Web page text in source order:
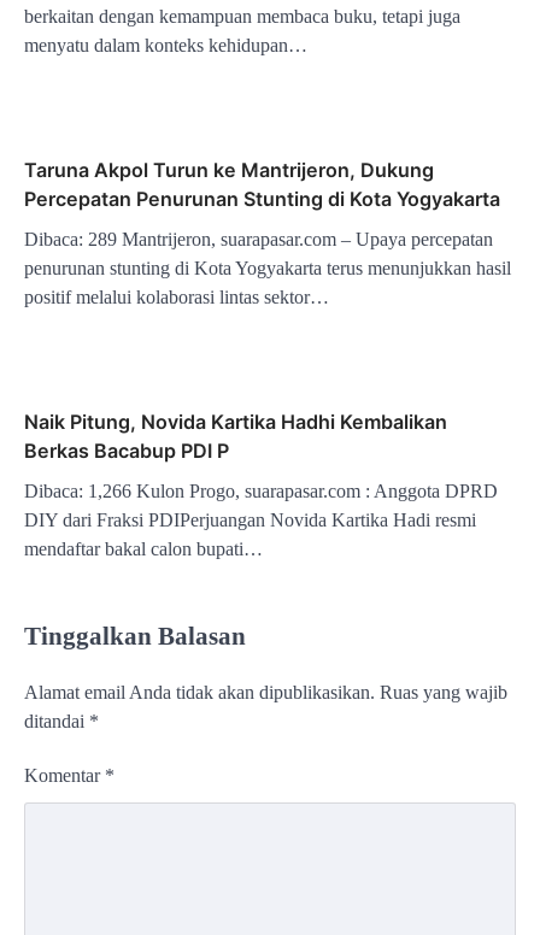
berkaitan dengan kemampuan membaca buku, tetapi juga
menyatu dalam konteks kehidupan…
Taruna Akpol Turun ke Mantrijeron, Dukung
Percepatan Penurunan Stunting di Kota Yogyakarta
Dibaca: 289 Mantrijeron, suarapasar.com – Upaya percepatan
penurunan stunting di Kota Yogyakarta terus menunjukkan hasil
positif melalui kolaborasi lintas sektor…
Naik Pitung, Novida Kartika Hadhi Kembalikan
Berkas Bacabup PDI P
Dibaca: 1,266 Kulon Progo, suarapasar.com : Anggota DPRD
DIY dari Fraksi PDIPerjuangan Novida Kartika Hadi resmi
mendaftar bakal calon bupati…
Tinggalkan Balasan
Alamat email Anda tidak akan dipublikasikan. Ruas yang wajib
ditandai *
Komentar *